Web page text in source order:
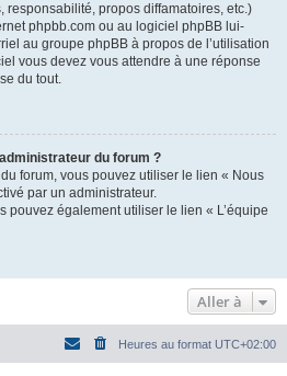
responsabilité, propos diffamatoires, etc.)
phpbb.com ou au logiciel phpBB lui-
au groupe phpBB à propos de l’utilisation
vous devez vous attendre à une réponse
du tout.
du forum ?
forum, vous pouvez utiliser le lien « Nous
par un administrateur.
pouvez également utiliser le lien « L’équipe
Aller à
Heures au format UTC+02:00